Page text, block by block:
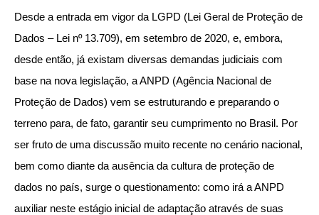
Desde a entrada em vigor da LGPD (Lei Geral de Proteção de
Dados – Lei nº 13.709), em setembro de 2020, e, embora,
desde então, já existam diversas demandas judiciais com
base na nova legislação, a ANPD (Agência Nacional de
Proteção de Dados) vem se estruturando e preparando o
terreno para, de fato, garantir seu cumprimento no Brasil. Por
ser fruto de uma discussão muito recente no cenário nacional,
bem como diante da ausência da cultura de proteção de
dados no país, surge o questionamento: como irá a ANPD
auxiliar neste estágio inicial de adaptação através de suas